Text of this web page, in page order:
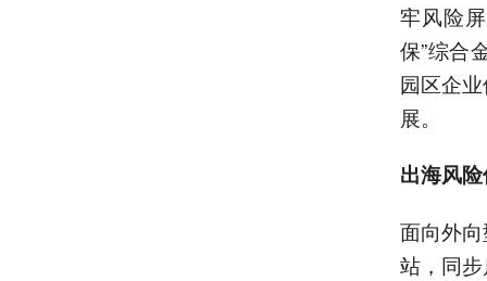
牢风险
保”综合
园区企
展。
出海风
面向外
站，同